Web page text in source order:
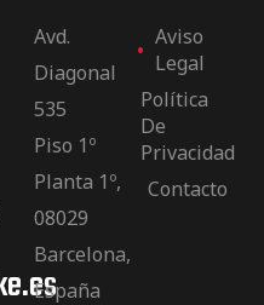
Avd.
Diagonal
535
Piso 1º
Planta 1º,
08029
Barcelona,
España
Aviso
Legal
Política
De
Privacidad
Contacto